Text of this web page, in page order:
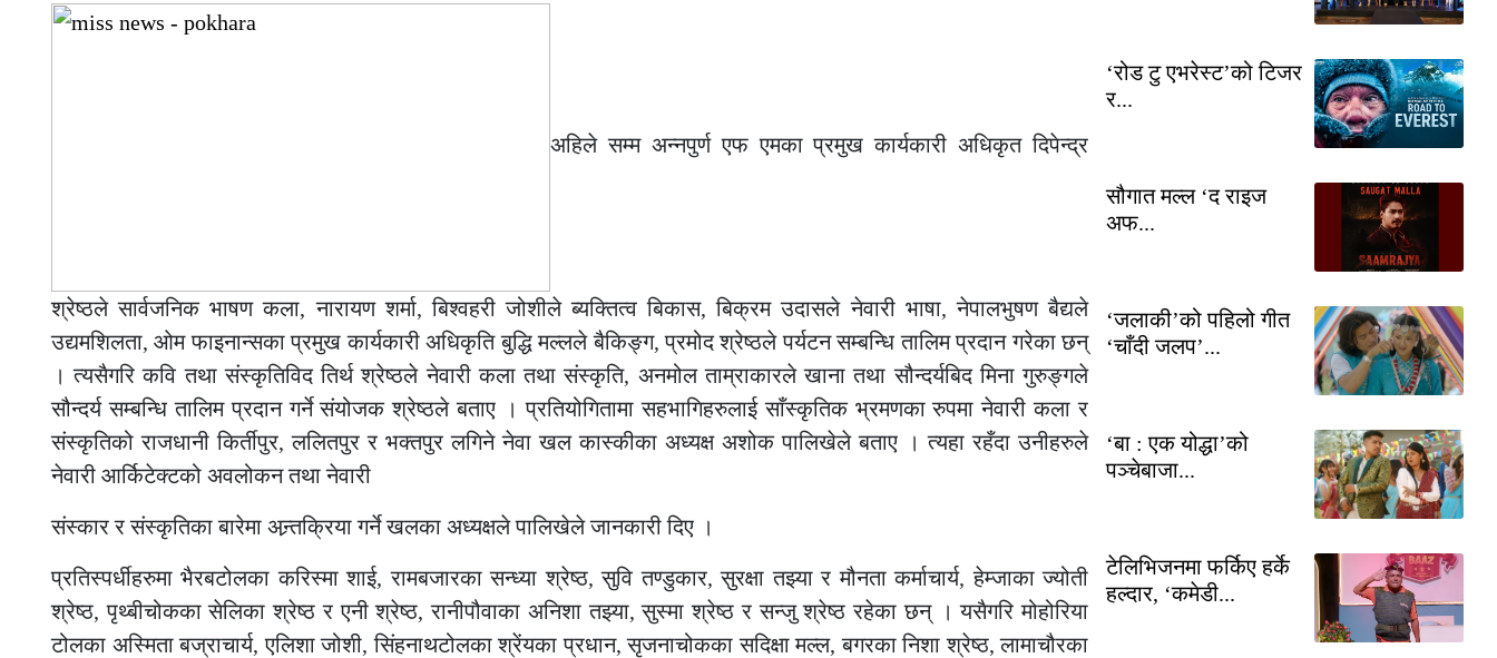
अहिले सम्म अन्नपुर्ण एफ एमका प्रमुख कार्यकारी अधिकृत दिपेन्द्र
श्रेष्ठले सार्वजनिक भाषण कला, नारायण शर्मा, बिश्वहरी जोशीले ब्यक्तित्व बिकास, बिक्रम उदासले नेवारी भाषा, नेपालभुषण बैद्यले
उद्यमशिलता, ओम फाइनान्सका प्रमुख कार्यकारी अधिकृति बुद्धि मल्लले बैकिङ्ग, प्रमोद श्रेष्ठले पर्यटन सम्बन्धि तालिम प्रदान गरेका छन्
। त्यसैगरि कवि तथा संस्कृतिविद तिर्थ श्रेष्ठले नेवारी कला तथा संस्कृति, अनमोल ताम्राकारले खाना तथा सौन्दर्यबिद मिना गुरुङ्गले
सौन्दर्य सम्बन्धि तालिम प्रदान गर्ने संयोजक श्रेष्ठले बताए । प्रतियोगितामा सहभागिहरुलाई साँस्कृतिक भ्रमणका रुपमा नेवारी कला र
संस्कृतिको राजधानी किर्तीपुर, ललितपुर र भक्तपुर लगिने नेवा खल कास्कीका अध्यक्ष अशोक पालिखेले बताए । त्यहा रहँदा उनीहरुले
नेवारी आर्किटेक्टको अवलोकन तथा नेवारी
संस्कार र संस्कृतिका बारेमा अन्र्तक्रिया गर्ने खलका अध्यक्षले पालिखेले जानकारी दिए ।
प्रतिस्पर्धीहरुमा भैरबटोलका करिस्मा शाई, रामबजारका सन्ध्या श्रेष्ठ, सुवि तण्डुकार, सुरक्षा तझ्या र मौनता कर्माचार्य, हेम्जाका ज्योती
श्रेष्ठ, पृथ्बीचोकका सेलिका श्रेष्ठ र एनी श्रेष्ठ, रानीपौवाका अनिशा तझ्या, सुस्मा श्रेष्ठ र सन्जु श्रेष्ठ रहेका छन् । यसैगरि मोहोरिया
टोलका अस्मिता बज्राचार्य, एलिशा जोशी, सिंहनाथटोलका श्रेंयका प्रधान, सृजनाचोकका सदिक्षा मल्ल, बगरका निशा श्रेष्ठ, लामाचौरका
‘रोड टु एभरेस्ट’को टिजर
र...
सौगात मल्ल ‘द राइज
अफ...
‘जलाकी’को पहिलो गीत
‘चाँदी जलप’...
‘बा : एक योद्धा’को
पञ्चेबाजा...
टेलिभिजनमा फर्किए हर्के
हल्दार, ‘कमेडी...